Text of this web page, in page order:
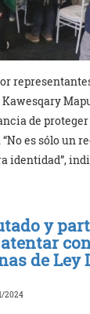
de
es sólo un
identidad”,
y
de Ley
2024